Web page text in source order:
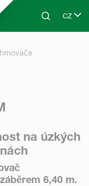
main contentSearchCZ
Select
na úzkých
6,40 m.